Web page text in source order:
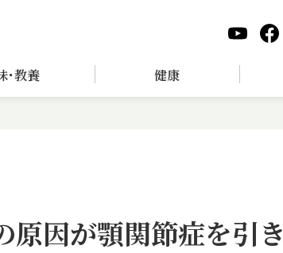
･教養 健康
原因が顎関節症を引き